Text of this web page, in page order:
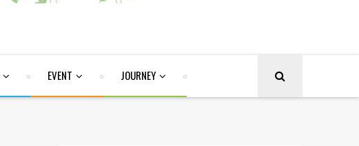
EVENT JOURNEY